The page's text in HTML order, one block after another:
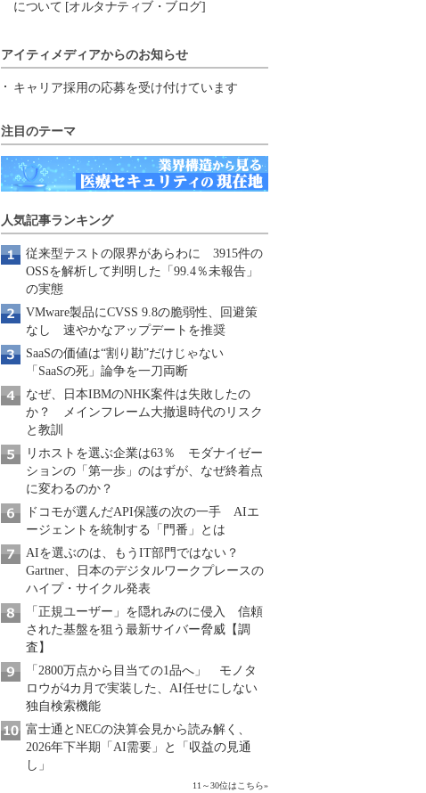
について [オルタナティブ・ブログ]
アイティメディアからのお知らせ
キャリア採用の応募を受け付けています
注目のテーマ
人気記事ランキング
従来型テストの限界があらわに 3915件の
OSSを解析して判明した「99.4％未報告」
の実態
VMware製品にCVSS 9.8の脆弱性、回避策
なし 速やかなアップデートを推奨
SaaSの価値は“割り勘”だけじゃない
「SaaSの死」論争を一刀両断
なぜ、日本IBMのNHK案件は失敗したの
か？ メインフレーム大撤退時代のリスク
と教訓
リホストを選ぶ企業は63％ モダナイゼー
ションの「第一歩」のはずが、なぜ終着点
に変わるのか？
ドコモが選んだAPI保護の次の一手 AIエ
ージェントを統制する「門番」とは
AIを選ぶのは、もうIT部門ではない？
Gartner、日本のデジタルワークプレースの
ハイプ・サイクル発表
「正規ユーザー」を隠れみのに侵入 信頼
された基盤を狙う最新サイバー脅威【調
査】
「2800万点から目当ての1品へ」 モノタ
ロウが4カ月で実装した、AI任せにしない
独自検索機能
富士通とNECの決算会見から読み解く、
2026年下半期「AI需要」と「収益の見通
し」
11～30位はこちら»